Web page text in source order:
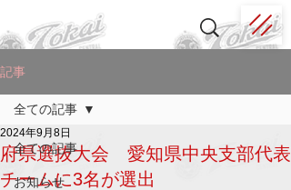
記事
全ての記事
お知らせ
全ての記事
府県選抜大会 愛知県中央支部代表
チームに3名が選出
2024年9月8日